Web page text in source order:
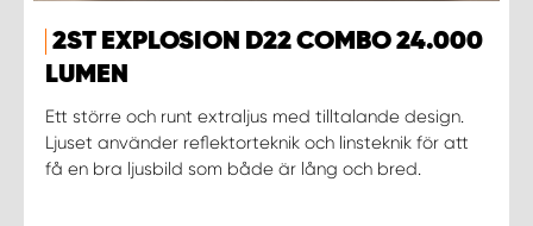
2ST EXPLOSION D22 COMBO 24.000
LUMEN
Ett större och runt extraljus med tilltalande design.
Ljuset använder reflektorteknik och linsteknik för att
få en bra ljusbild som både är lång och bred.